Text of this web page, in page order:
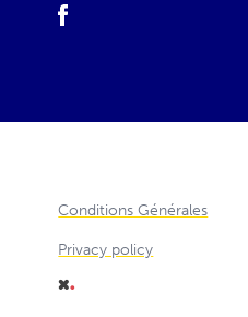
Conditions Générales
Privacy policy